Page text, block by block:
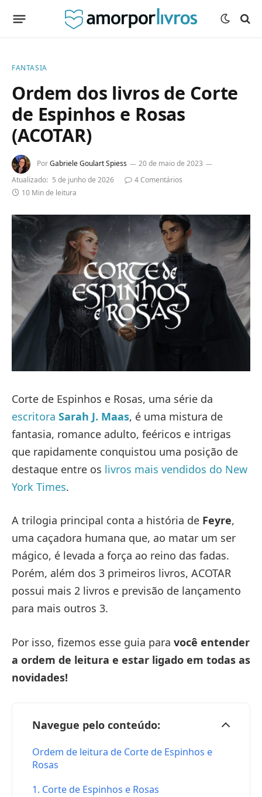
FANTASIA
Ordem dos livros de Corte
de Espinhos e Rosas
(ACOTAR)
PorGabriele Goulart Spiess
20 de maio de 2023
Atualizado: 5 de junho de 2026
4 Comentários
10 Min de leitura
Corte de Espinhos e Rosas, uma série da
escritora Sarah J. Maas, é uma mistura de
fantasia, romance adulto, feéricos e intrigas
que rapidamente conquistou uma posição de
destaque entre os livros mais vendidos do New
York Times.
A trilogia principal conta a história de Feyre,
uma caçadora humana que, ao matar um ser
mágico, é levada a força ao reino das fadas.
Porém, além dos 3 primeiros livros, ACOTAR
possui mais 2 livros e previsão de lançamento
para mais outros 3.
Por isso, fizemos esse guia para você entender
a ordem de leitura e estar ligado em todas as
novidades!
Navegue pelo conteúdo:
Ordem de leitura de Corte de Espinhos e
Rosas
1. Corte de Espinhos e Rosas